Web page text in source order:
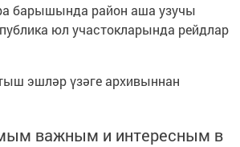
барышында район аша узучы
юл участокларында рейдлар
эшләр үзәге архивыннан
важным и интересным в